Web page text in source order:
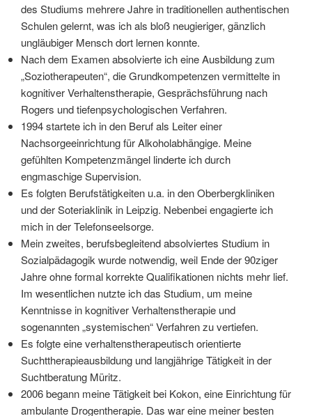
des Studiums mehrere Jahre in traditionellen authentischen
Schulen gelernt, was ich als bloß neugieriger, gänzlich
ungläubiger Mensch dort lernen konnte.
Nach dem Examen absolvierte ich eine Ausbildung zum
„Soziotherapeuten“, die Grundkompetenzen vermittelte in
kognitiver Verhaltenstherapie, Gesprächsführung nach
Rogers und tiefenpsychologischen Verfahren.
1994 startete ich in den Beruf als Leiter einer
Nachsorgeeinrichtung für Alkoholabhängige. Meine
gefühlten Kompetenzmängel linderte ich durch
engmaschige Supervision.
Es folgten Berufstätigkeiten u.a. in den Oberbergkliniken
und der Soteriaklinik in Leipzig. Nebenbei engagierte ich
mich in der Telefonseelsorge.
Mein zweites, berufsbegleitend absolviertes Studium in
Sozialpädagogik wurde notwendig, weil Ende der 90ziger
Jahre ohne formal korrekte Qualifikationen nichts mehr lief.
Im wesentlichen nutzte ich das Studium, um meine
Kenntnisse in kognitiver Verhaltenstherapie und
sogenannten „systemischen“ Verfahren zu vertiefen.
Es folgte eine verhaltenstherapeutisch orientierte
Suchttherapieausbildung und langjährige Tätigkeit in der
Suchtberatung Müritz.
2006 begann meine Tätigkeit bei Kokon, eine Einrichtung für
ambulante Drogentherapie. Das war eine meiner besten